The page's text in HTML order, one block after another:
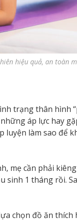
hiệu quả, an toàn
trạng thân hình
áp lực hay
luyện làm sao để
mẹ cần phải
sinh 1 tháng rồi.
chọn đồ ăn